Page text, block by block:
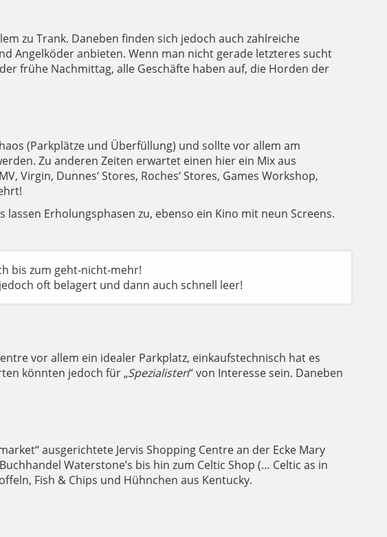
zu Trank. Daneben finden sich jedoch auch zahlreiche
Angelköder anbieten. Wenn man nicht gerade letzteres sucht
frühe Nachmittag, alle Geschäfte haben auf, die Horden der
(Parkplätze und Überfüllung) und sollte vor allem am
Zu anderen Zeiten erwartet einen hier ein Mix aus
Dunnes‘ Stores, Roches‘ Stores, Games Workshop,
lassen Erholungsphasen zu, ebenso ein Kino mit neun Screens.
bis zum geht-nicht-mehr!
oft belagert und dann auch schnell leer!
vor allem ein idealer Parkplatz, einkaufstechnisch hat es
könnten jedoch für „Spezialisten“ von Interesse sein. Daneben
ausgerichtete Jervis Shopping Centre an der Ecke Mary
Waterstone’s bis hin zum Celtic Shop (… Celtic as in
Fish & Chips und Hühnchen aus Kentucky.